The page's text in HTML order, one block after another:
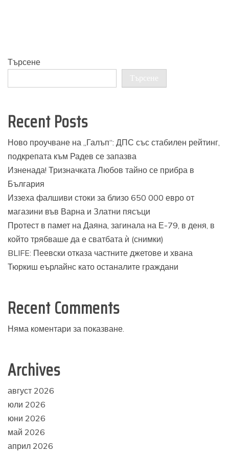
Търсене
Търсене
Recent Posts
Ново проучване на „Галъп“: ДПС със стабилен рейтинг,
подкрепата към Радев се запазва
Изненада! Тризначката Любов тайно се прибра в
България
Иззеха фалшиви стоки за близо 650 000 евро от
магазини във Варна и Златни пясъци
Протест в памет на Даяна, загинала на Е-79, в деня, в
който трябваше да е сватбата ѝ (снимки)
BLIFE: Пеевски отказа частните джетове и хвана
Тюркиш еърлайнс като останалите граждани
Recent Comments
Няма коментари за показване.
Archives
август 2026
юли 2026
юни 2026
май 2026
април 2026